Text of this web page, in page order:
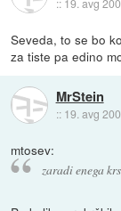
:: 19. avg
Seveda, to se bo
za tiste pa edino
MrStein
:: 19. avg
mtosev:
zaradi enega